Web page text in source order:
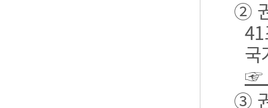
②
국
☞
③